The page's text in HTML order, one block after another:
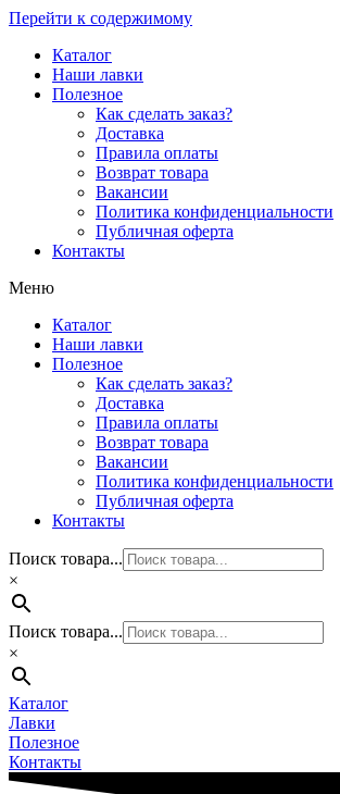
Перейти к содержимому
Каталог
Наши лавки
Полезное
Как сделать заказ?
Доставка
Правила оплаты
Возврат товара
Вакансии
Политика конфиденциальности
Публичная оферта
Контакты
Меню
Каталог
Наши лавки
Полезное
Как сделать заказ?
Доставка
Правила оплаты
Возврат товара
Вакансии
Политика конфиденциальности
Публичная оферта
Контакты
Поиск товара...
×
Поиск товара...
×
Каталог
Лавки
Полезное
Контакты